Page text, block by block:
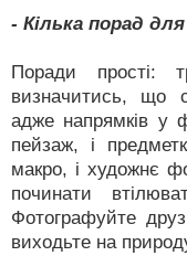
- Кілька порад
Поради прості:
визначитись, що
адже напрямків у
пейзаж, і
макро, і художнє
починати
Фотографуйте
виходьте на